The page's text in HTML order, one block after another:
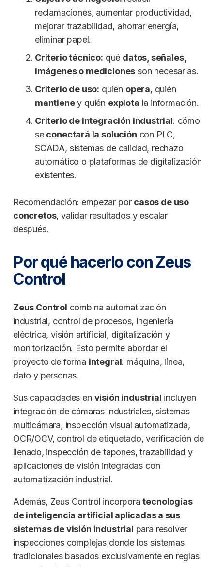
reclamaciones, aumentar productividad,
mejorar trazabilidad, ahorrar energía,
eliminar papel.
Criterio técnico: qué datos, señales,
imágenes o mediciones son necesarias.
Criterio de uso: quién opera, quién
mantieney quién explota la información.
Criterio de integración industrial: cómo
se conectará la solución con PLC,
SCADA, sistemas de calidad, rechazo
automático o plataformas de digitalización
existentes.
Recomendación: empezar por casos de uso
concretos, validar resultados y escalar
después.
Por qué hacerlo con Zeus
Control
Zeus Control combina automatización
industrial, control de procesos, ingeniería
eléctrica, visión artificial, digitalización y
monitorización. Esto permite abordar el
proyecto de forma integral: máquina, línea,
dato y personas.
Sus capacidades en visión industrial incluyen
integración de cámaras industriales, sistemas
multicámara, inspección visual automatizada,
OCR/OCV, control de etiquetado, verificación de
llenado, inspección de tapones, trazabilidad y
aplicaciones de visión integradas con
automatización industrial.
Además, Zeus Control incorporatecnologías
de inteligencia artificial aplicadas a sus
sistemas de visión industrial para resolver
inspecciones complejas donde los sistemas
tradicionales basados exclusivamente en reglas